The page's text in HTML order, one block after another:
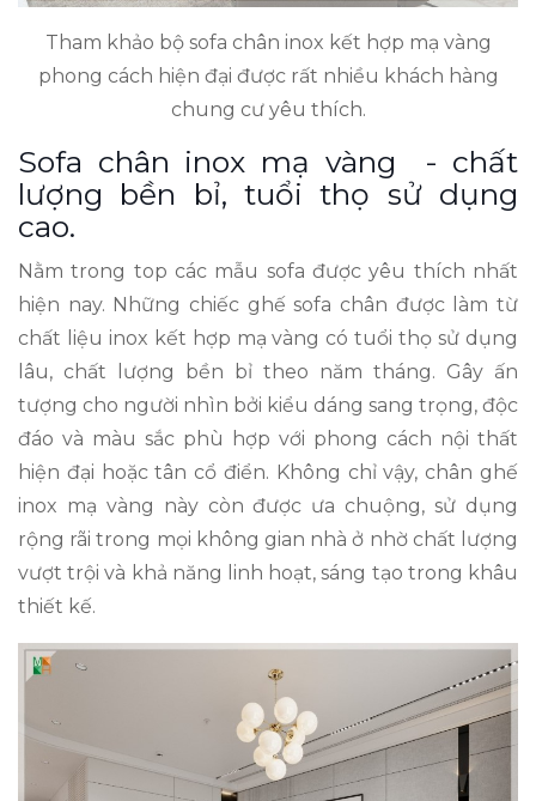
Tham khảo bộ sofa chân inox kết hợp mạ vàng
phong cách hiện đại được rất nhiều khách hàng
chung cư yêu thích.
Sofa chân inox mạ vàng - chất
lượng bền bỉ, tuổi thọ sử dụng
cao.
Nằm trong top các mẫu sofa được yêu thích nhất
hiện nay. Những chiếc ghế sofa chân được làm từ
chất liệu inox kết hợp mạ vàng có tuổi thọ sử dụng
lâu, chất lượng bền bỉ theo năm tháng. Gây ấn
tượng cho người nhìn bởi kiểu dáng sang trọng, độc
đáo và màu sắc phù hợp với phong cách nội thất
hiện đại hoặc tân cổ điển. Không chỉ vậy, chân ghế
inox mạ vàng này còn được ưa chuộng, sử dụng
rộng rãi trong mọi không gian nhà ở nhờ chất lượng
vượt trội và khả năng linh hoạt, sáng tạo trong khâu
thiết kế.